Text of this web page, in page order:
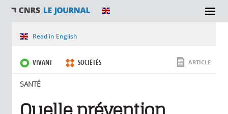
SECTIONS
Vous êtes ici
Read in English
VIVANT SOCIÉTÉS
SANTÉ
ARTICLE